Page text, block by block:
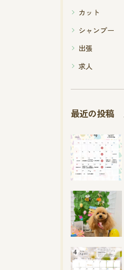
カット
シャンプー
出張
求人
最近の投稿